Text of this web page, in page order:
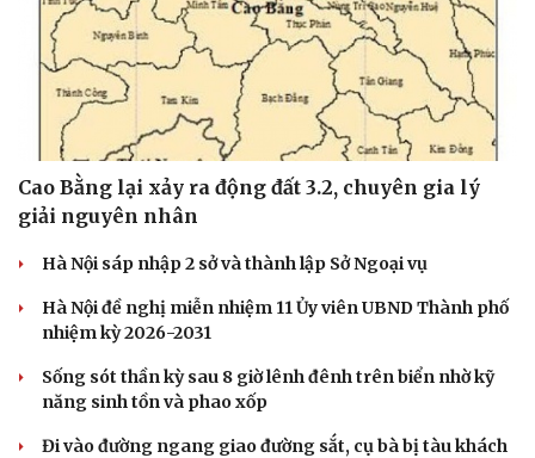
Cao Bằng lại xảy ra động đất 3.2, chuyên gia lý
giải nguyên nhân
Hà Nội sáp nhập 2 sở và thành lập Sở Ngoại vụ
Hà Nội đề nghị miễn nhiệm 11 Ủy viên UBND Thành phố
nhiệm kỳ 2026-2031
Sống sót thần kỳ sau 8 giờ lênh đênh trên biển nhờ kỹ
năng sinh tồn và phao xốp
Đi vào đường ngang giao đường sắt, cụ bà bị tàu khách